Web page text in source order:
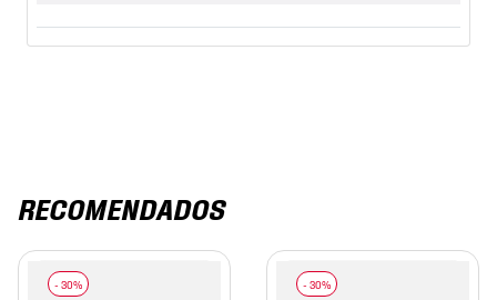
RECOMENDADOS